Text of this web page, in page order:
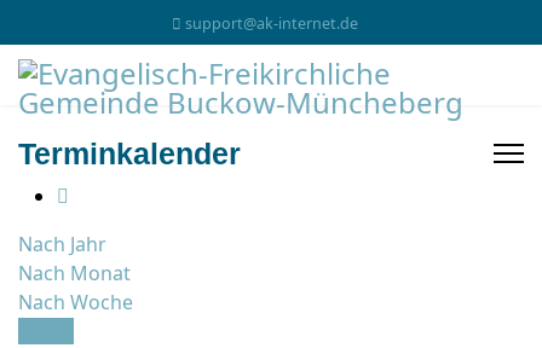
support@ak-internet.de
Terminkalender
Nach Jahr
Nach Monat
Nach Woche